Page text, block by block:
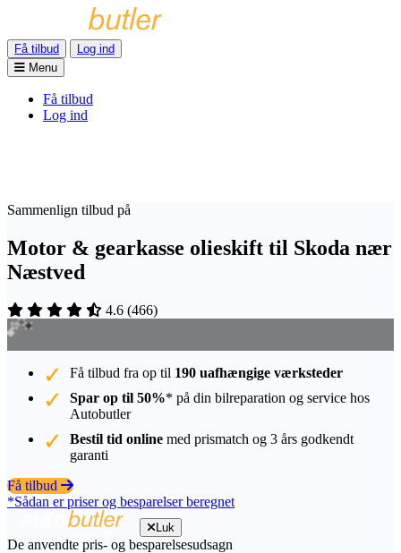
Få tilbud
Log ind
Menu
Få tilbud
Log ind
Sammenlign tilbud på
Motor & gearkasse olieskift til Skoda nær
Næstved
4.6 (466)
Få tilbud fra op til 190 uafhængige værksteder
Spar op til 50%* på din bilreparation og service hos
Autobutler
Bestil tid online med prismatch og 3 års godkendt
garanti
Få tilbud
*Sådan er priser og besparelser beregnet
Luk
De anvendte pris- og besparelsesudsagn